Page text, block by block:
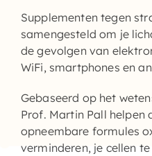
Supplementen
Straling:
Onderwerpen:
Ziekteverzuim
Supplementen tegen
samengesteld om je
de gevolgen van
WiFi, smartphones en
Gebaseerd op het
Prof. Martin Pall helpen
opneembare formules
verminderen, je cellen